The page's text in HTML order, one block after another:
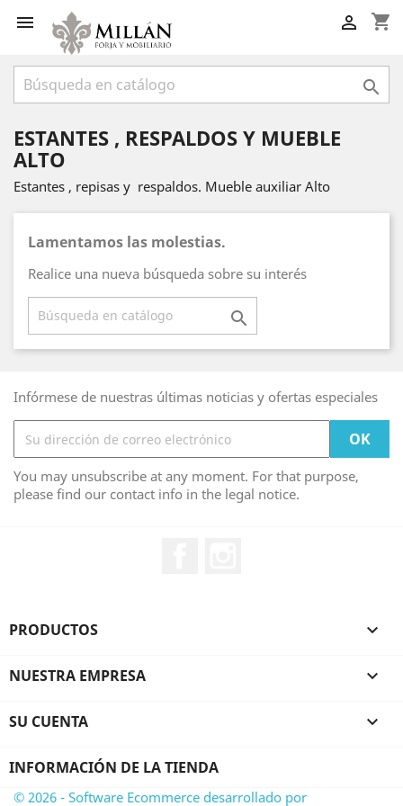
 shopping_cart


ESTANTES , RESPALDOS Y MUEBLE
ALTO
Estantes , repisas y respaldos. Mueble auxiliar Alto
Lamentamos las molestias.
Realice una nueva búsqueda sobre su interés

Infórmese de nuestras últimas noticias y ofertas especiales
You may unsubscribe at any moment. For that purpose,
please find our contact info in the legal notice.
PRODUCTOS 
NUESTRA EMPRESA 
SU CUENTA 
INFORMACIÓN DE LA TIENDA
© 2026 - Software Ecommerce desarrollado por